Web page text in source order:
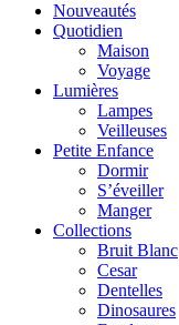
Nouveautés
Quotidien
Maison
Voyage
Lumières
Lampes
Veilleuses
Petite Enfance
Dormir
S’éveiller
Manger
Collections
Bruit Blanc
Cesar
Dentelles
Dinosaures